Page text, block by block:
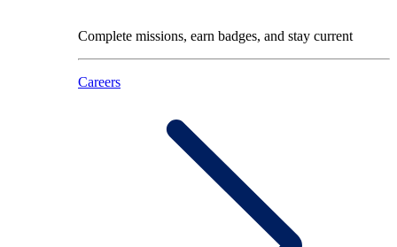
Complete missions, earn badges, and stay current
Careers